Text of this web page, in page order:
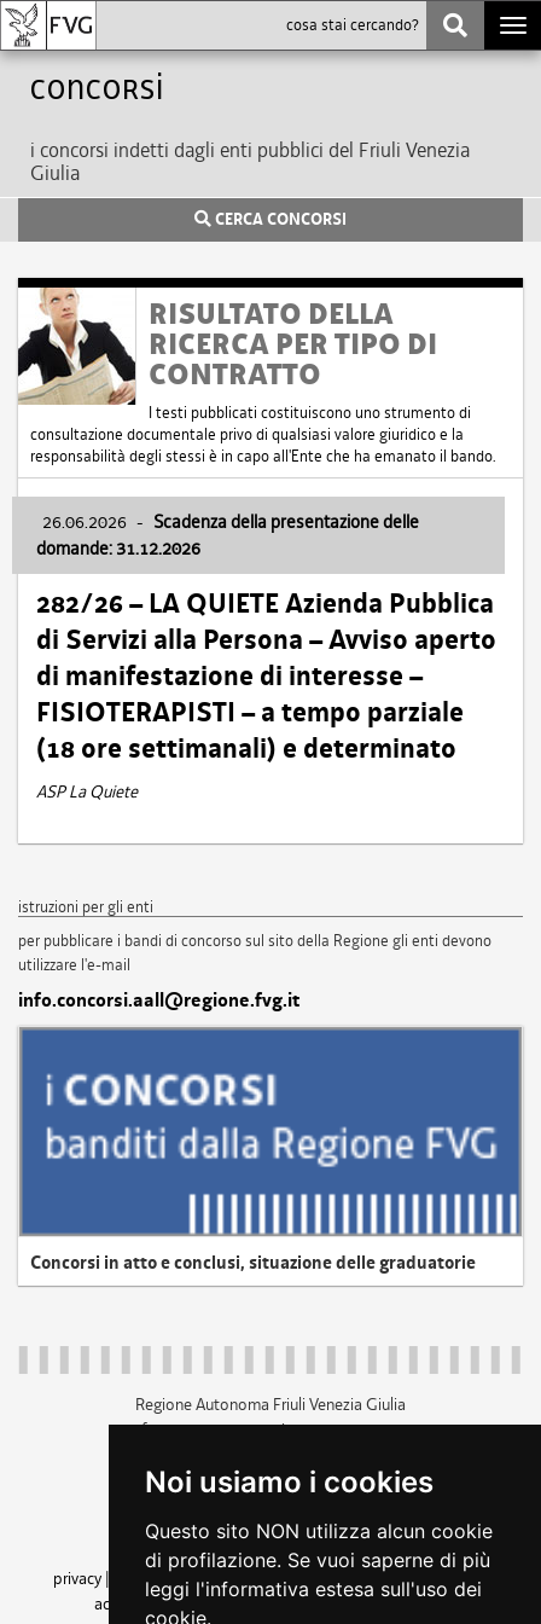
Noi usiamo i cookies
Questo sito NON utilizza alcun cookie
di profilazione. Se vuoi saperne di più
leggi l'informativa estesa sull'uso dei
cookie.
Concorsi
i concorsi indetti dagli enti pubblici del Friuli Venezia
Giulia
CERCA CONCORSI
RISULTATO DELLA
RICERCA PER TIPO DI
CONTRATTO
I testi pubblicati costituiscono uno strumento di
consultazione documentale privo di qualsiasi valore giuridico e la
responsabilità degli stessi è in capo all'Ente che ha emanato il bando.
26.06.2026 - Scadenza della presentazione delle
domande: 31.12.2026
282/26 – LA QUIETE Azienda Pubblica
di Servizi alla Persona – Avviso aperto
di manifestazione di interesse –
FISIOTERAPISTI – a tempo parziale
(18 ore settimanali) e determinato
ASP La Quiete
istruzioni per gli enti
per pubblicare i bandi di concorso sul sito della Regione gli enti devono
utilizzare l'e-mail
info.concorsi.aall@regione.fvg.it
Concorsi in atto e conclusi, situazione delle graduatorie
Regione Autonoma Friuli Venezia Giulia
c.f. 80014930327; p.iva 00526040324
+39 040 3771111
amministrazione trasparente
privacy
cookie |note legali accessibilità
dichiarazione di
accessibilità| feedback cambio preferenze cookie